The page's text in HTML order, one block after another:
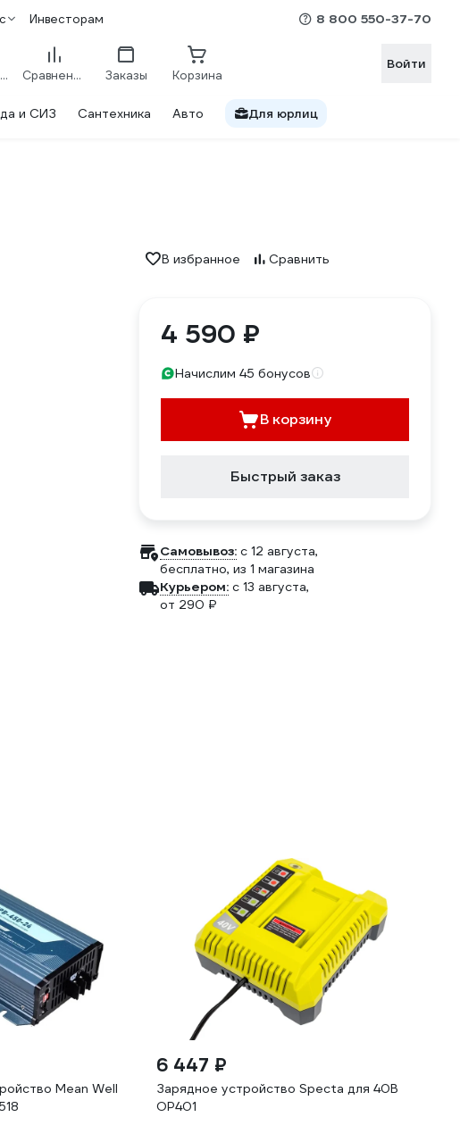
Инвесторам 8 800 550-37-70
Избранное Сравнение Заказы Корзина
Войти
и СИЗ Сантехника Авто Для юрлиц
В избранное Сравнить
4 590 ₽
Начислим 45 бонусов
В корзину
Быстрый заказ
Самовывоз: c 12 августа,
бесплатно, из 1 магазина
Курьером: c 13 августа,
от 290 ₽
Mean Well
6 447 ₽
Зарядное устройство Specta для 40В
OP401